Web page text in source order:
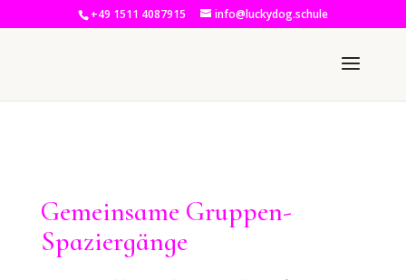
+49 1511 4087915 info@luckydog.schule
Gemeinsame Gruppen-
Spaziergänge